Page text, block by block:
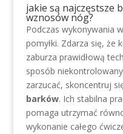
jakie są najczęstsze
wznosów nóg?
Podczas wykonywania
pomyłki. Zdarza się, że
zaburza prawidłową
sposób
zarzucać, skoncentruj
barków. Ich stabilna
pomaga utrzymać
wykonanie całego